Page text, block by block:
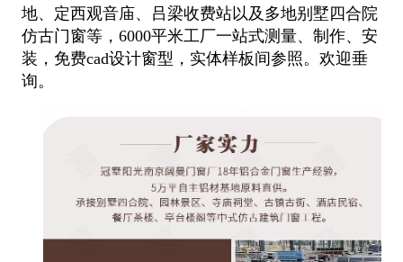
地、定西观音庙、吕梁收费站以及多地别墅四合院
仿古门窗等，6000平米工厂一站式测量、制作、安
装，免费cad设计窗型，实体样板间参照。欢迎垂
询。